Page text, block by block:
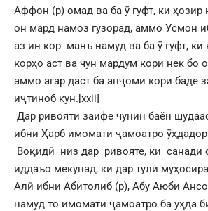
Аффон (р) омад ва ба ӯ гуфт, ки ҳозир
он мард намоз гузорад, аммо Усмон
аз ин кор манъ намуд ва ба ӯ гуфт, ки
корҳо аст ва чун мардум кори нек бо
аммо агар даст ба анҷоми кори баде
иҷтиноб кун.[xxii]
Дар ривояти заифе чунин баён
ибни Ҳарб имомати ҷамоатро ӯҳдадор
Воқидӣ низ дар ривояте, ки санади
иддаъо мекунад, ки дар тули
Алӣ ибни Абитолиб (р), Абу Аюби
намуд то имомати ҷамоатро ба уҳда